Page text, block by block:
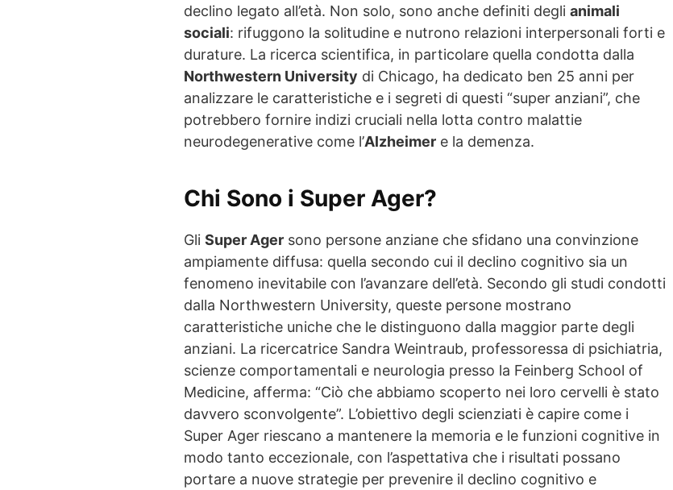
declino legato all’età. Non solo, sono anche definiti degli animali
sociali: rifuggono la solitudine e nutrono relazioni interpersonali forti e
durature. La ricerca scientifica, in particolare quella condotta dalla
Northwestern University di Chicago, ha dedicato ben 25 anni per
analizzare le caratteristiche e i segreti di questi “super anziani”, che
potrebbero fornire indizi cruciali nella lotta contro malattie
neurodegenerative come l’Alzheimer e la demenza.
Chi Sono i Super Ager?
Gli Super Ager sono persone anziane che sfidano una convinzione
ampiamente diffusa: quella secondo cui il declino cognitivo sia un
fenomeno inevitabile con l’avanzare dell’età. Secondo gli studi condotti
dalla Northwestern University, queste persone mostrano
caratteristiche uniche che le distinguono dalla maggior parte degli
anziani. La ricercatrice Sandra Weintraub, professoressa di psichiatria,
scienze comportamentali e neurologia presso la Feinberg School of
Medicine, afferma: “Ciò che abbiamo scoperto nei loro cervelli è stato
davvero sconvolgente”. L’obiettivo degli scienziati è capire come i
Super Ager riescano a mantenere la memoria e le funzioni cognitive in
modo tanto eccezionale, con l’aspettativa che i risultati possano
portare a nuove strategie per prevenire il declino cognitivo e